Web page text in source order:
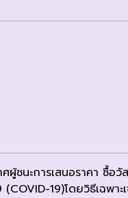
ศผู้ชนะการเสนอราคา
19)โดยวิธีเฉพา